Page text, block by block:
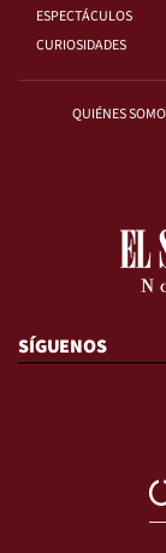
ESPECTÁCULOS
CURIOSIDADES
QUIÉNES
SÍGUENOS